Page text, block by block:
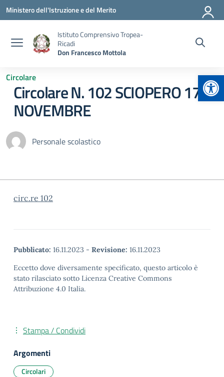
Vai ai contenuti
Vai al menu di navigazione
Vai al footer
Ministero dell'Istruzione e del Merito
Istituto Comprensivo Tropea-
Ricadi
Don Francesco Mottola
Circolare
Circolare N. 102 SCIOPERO 17
NOVEMBRE
Personale scolastico
circ.re 102
Pubblicato: 16.11.2023 - Revisione: 16.11.2023
Eccetto dove diversamente specificato, questo articolo è
stato rilasciato sotto Licenza Creative Commons
Attribuzione 4.0 Italia.
Stampa / Condividi
Argomenti
Circolari